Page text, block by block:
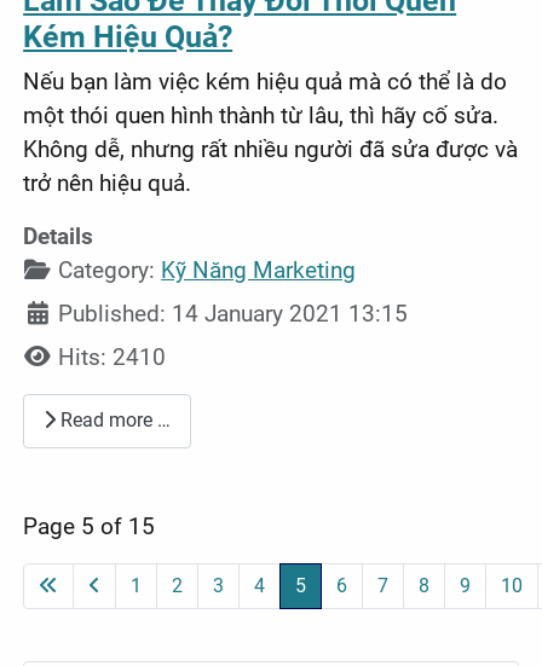
Kém Hiệu Quả?
Nếu bạn làm việc kém hiệu quả mà có thể là do
một thói quen hình thành từ lâu, thì hãy cố sửa.
Không dễ, nhưng rất nhiều người đã sửa được và
trở nên hiệu quả.
Details
Category: Kỹ Năng Marketing
Published: 14 January 2021 13:15
Hits: 2410
Read more …
Page 5 of 15
1 2 3 4 5 6 7 8 9 10